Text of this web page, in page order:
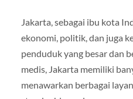
Jakarta, sebagai ibu kota
ekonomi, politik, dan juga
penduduk yang besar dan
medis, Jakarta memiliki
menawarkan berbagai